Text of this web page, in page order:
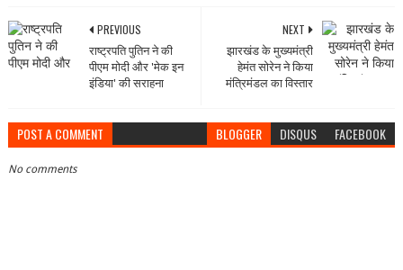
NEXT
झारखंड के मुख्यमंत्री
हेमंत सोरेन ने किया
मंत्रिमंडल का विस्तार
PREVIOUS
राष्ट्रपति पुतिन ने की
पीएम मोदी और 'मेक इन
इंडिया' की सराहना
POST A COMMENT BLOGGER DISQUS FACEBOOK
No comments